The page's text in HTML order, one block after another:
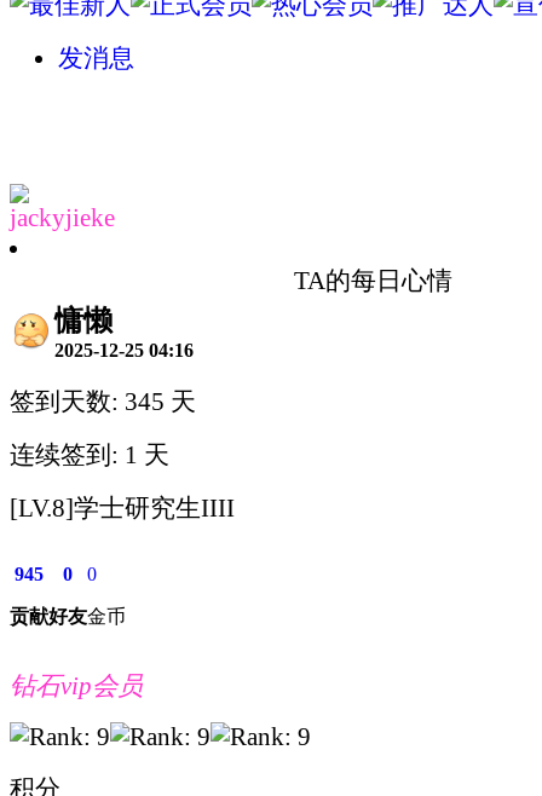
发消息
jackyjieke
TA的每日心情
慵懒
2025-12-25 04:16
签到天数: 345 天
连续签到: 1 天
[LV.8]学士研究生IIII
945
贡献
0
好友
0
金币
钻石vip会员
积分